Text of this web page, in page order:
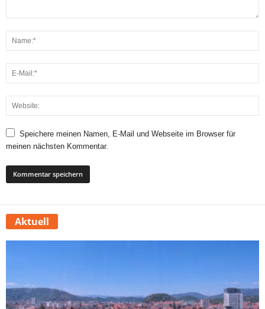
Speichere meinen Namen, E-Mail und Webseite im Browser für
meinen nächsten Kommentar.
Aktuell